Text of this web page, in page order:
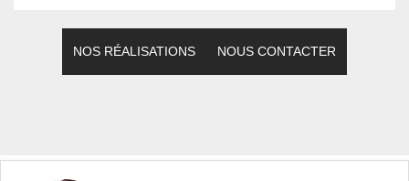
NOS RÉALISATIONS NOUS CONTACTER